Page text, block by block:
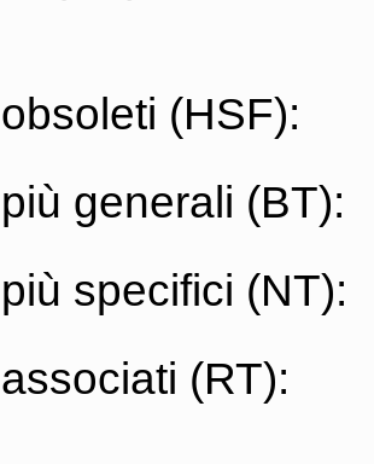
(HSF):
generali (BT):
specifici (NT):
(RT):